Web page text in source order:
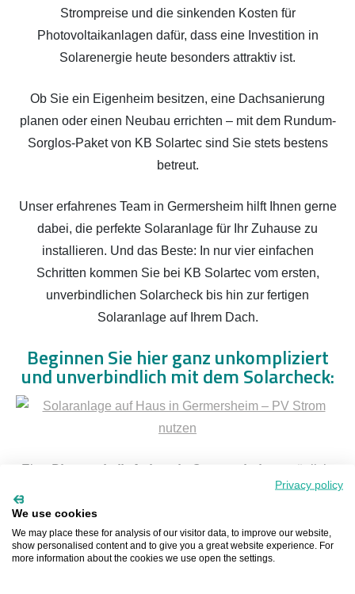
Strompreise und die sinkenden Kosten für
Photovoltaikanlagen dafür, dass eine Investition in
Solarenergie heute besonders attraktiv ist.
Ob Sie ein Eigenheim besitzen, eine Dachsanierung
planen oder einen Neubau errichten – mit dem Rundum-
Sorglos-Paket von KB Solartec sind Sie stets bestens
betreut.
Unser erfahrenes Team in Germersheim hilft Ihnen gerne
dabei, die perfekte Solaranlage für Ihr Zuhause zu
installieren. Und das Beste: In nur vier einfachen
Schritten kommen Sie bei KB Solartec vom ersten,
unverbindlichen Solarcheck bis hin zur fertigen
Solaranlage auf Ihrem Dach.
Beginnen Sie hier ganz unkompliziert
und unverbindlich mit dem Solarcheck:
Eine Photovoltaik-Anlage in Germersheim
ermöglicht
es dem Betreiber, seinen eigenen Strom zu erzeugen,
was mehrere Vorteile mit sich bringt. Zum einen trägt er
aktiv zum Umweltschutz bei, zum anderen wird er
unabhängiger von externen Stromanbietern, indem er
Privacy policy
We use cookies
We may place these for analysis of our visitor data, to improve our website,
show personalised content and to give you a great website experience. For
more information about the cookies we use open the settings.